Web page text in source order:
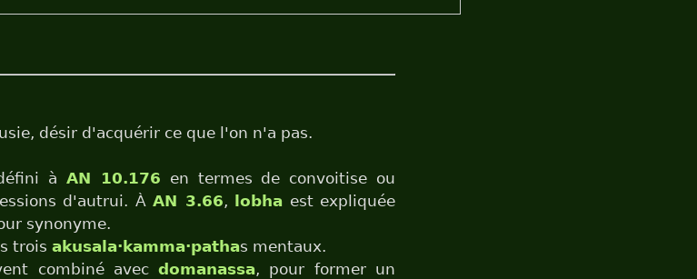
désir d'acquérir ce que l'on n'a pas.
àAN 10.176 en termes de convoitise ou
d'autrui. À AN 3.66, lobha est expliquée
synonyme.
trois akusala·kamma·pathas mentaux.
combiné avecdomanassa, pour former un